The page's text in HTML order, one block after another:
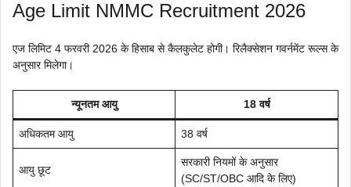
Age Limit NMMC Recruitment 2026
एज लिमिट 4 फरवरी 2026 के हिसाब से कैलकुलेट होगी। रिलैक्सेशन गवर्नमेंट रूल्स के
अनुसार मिलेगा।
न्यूनतम आयु 18 वर्ष
अधिकतम आयु 38 वर्ष
आयु छूट
सरकारी नियमों के अनुसार
(SC/ST/OBC आदि के लिए)